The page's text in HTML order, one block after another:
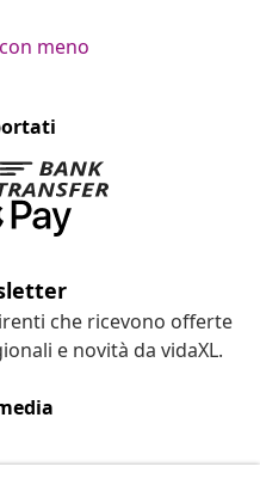
meno
che ricevono offerte
e novità da vidaXL.